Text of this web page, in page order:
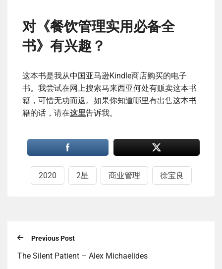
对《餐饮管理实用必备全
书》有兴趣？
这本书是我从中国亚马逊Kindle商店购买的电子
书。我尝试在网上搜索马来西亚何处有贩卖这本书
籍，可惜无功而返。如果你知道哪里有出售这本书
籍的话，请在这里告诉我。
2020 2星 商业管理 徐宝良
Previous Post
The Silent Patient – Alex Michaelides